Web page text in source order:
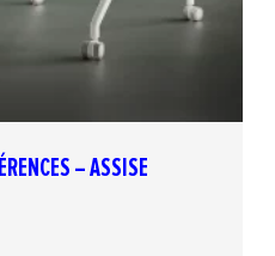
– ASSISE